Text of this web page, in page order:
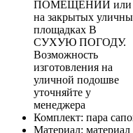
ПОМЕЩЕНИИ или
на закрытых
площадках В
СУХУЮ ПОГОДУ.
Возможность
изготовления на
уличной подошве
уточняйте у
менеджера
Комплект: пара
Материал: материал